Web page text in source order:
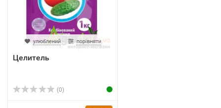
улюблений порівняти
Целитель
(0)